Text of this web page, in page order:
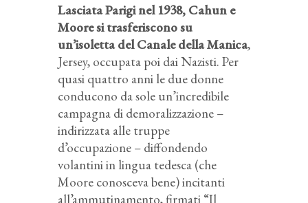
Lasciata Parigi nel 1938, Cahun e
Moore si trasferiscono su
un’isoletta del Canale della Manica,
Jersey, occupata poi dai Nazisti. Per
quasi quattro anni le due donne
conducono da sole un’incredibile
campagna di demoralizzazione –
indirizzata alle truppe
d’occupazione – diffondendo
volantini in lingua tedesca (che
Moore conosceva bene) incitanti
all’ammutinamento, firmati “Il